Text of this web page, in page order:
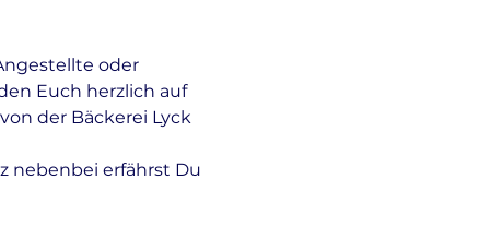
oder
Euch herzlich auf
der Bäckerei Lyck
nebenbei erfährst Du